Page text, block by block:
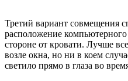
Третий вариант совмещения
расположение
стороне от кровати. Лучше
возле окна, но ни в коем
светило прямо в глаза во